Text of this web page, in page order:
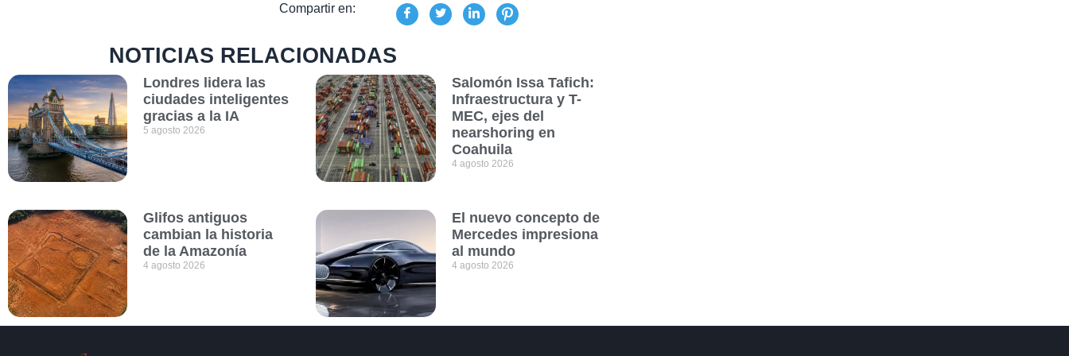
Compartir en:
NOTICIAS RELACIONADAS
Londres lidera las
ciudades inteligentes
gracias a la IA
5 agosto 2026
Salomón Issa Tafich:
Infraestructura y T-
MEC, ejes del
nearshoring en
Coahuila
4 agosto 2026
Glifos antiguos
cambian la historia
de la Amazonía
4 agosto 2026
El nuevo concepto de
Mercedes impresiona
al mundo
4 agosto 2026